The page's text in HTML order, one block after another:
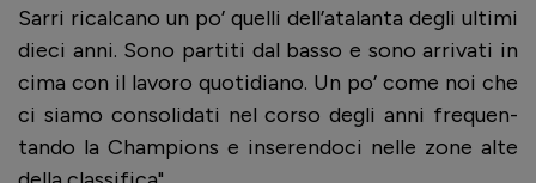
Sarri rical­cano un po’ quelli dell’ata­lanta degli ultimi
dieci anni. Sono par­titi dal basso e sono arri­vati in
cima con il lavoro quo­ti­diano. Un po’ come noi che
ci siamo con­so­li­dati nel corso degli anni fre­quen­
tando la Cham­pions e inse­ren­doci nelle zone alte